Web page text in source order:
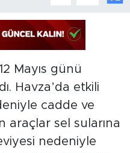
Mayıs günü
Havza’da etkili
cadde ve
araçlar sel sularına
nedeniyle